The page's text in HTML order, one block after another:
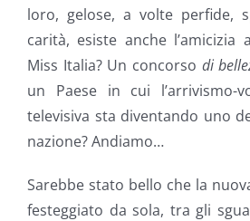
loro, gelose, a volte perfide,
carità, esiste anche l’amicizia
Miss Italia? Un concorso di
un Paese in cui l’arrivismo-
televisiva sta diventando uno
nazione? Andiamo…
Sarebbe stato bello che la
festeggiato da sola, tra gli